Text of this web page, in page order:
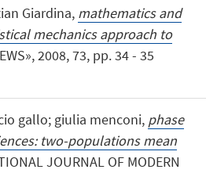
Giardina, mathematics and
mechanics approach to
2008, 73, pp. 34 - 35
gallo; giulia menconi, phase
two-populations mean
JOURNAL OF MODERN